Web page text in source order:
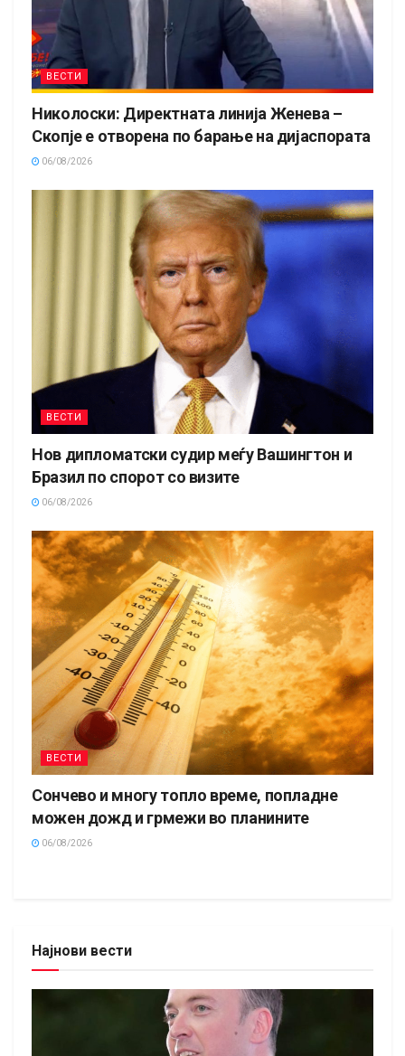
ВЕСТИ
Николоски: Директната линија Женева –
Скопје е отворена по барање на дијаспората
06/08/2026
ВЕСТИ
Нов дипломатски судир меѓу Вашингтон и
Бразил по спорот со визите
06/08/2026
ВЕСТИ
Сончево и многу топло време, попладне
можен дожд и грмежи во планините
06/08/2026
Најнови вести